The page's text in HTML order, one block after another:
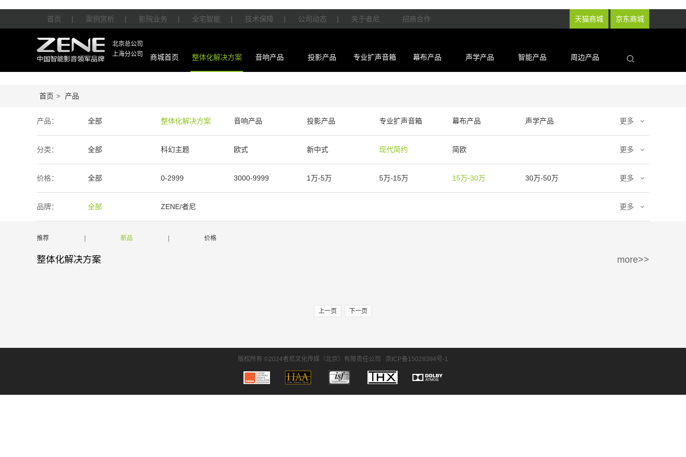
天猫商城 京东商城
首页 | 案例赏析 | 影院业务 | 全宅智能 | 技术保障 | 公司动态 | 关于者尼 招商合作
北京总公司
上海分公司
商城首页 整体化解决方案 音响产品 投影产品 专业扩声音箱 幕布产品 声学产品 智能产品 周边产品
首页 > 产品
产品： 全部 整体化解决方案 音响产品 投影产品 专业扩声音箱 幕布产品 声学产品
智能产品 周边产品
更多
分类： 全部 科幻主题 欧式 新中式 现代简约 简欧 更多
价格： 全部 0-2999 3000-9999 1万-5万 5万-15万 15万-30万 30万-50万
50万-100万 100万以上
更多
品牌： 全部 ZENE/者尼 更多
推荐 新品 价格
整体化解决方案 more>>
上一页 下一页
版权所有 ©2024者尼文化传媒（北京）有限责任公司 京ICP备15028394号-1